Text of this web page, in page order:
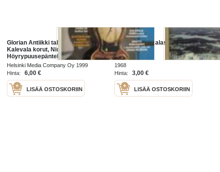
Glorian Antiikki talvi 1999,
Kalevala korut, Nicolai Bomanin
Höyrypuusepäntehdas,
tulevaisuuden aarteiden
metsästys, valkoista kultaa
keisareiden Kiinasta
Helsinki Media Company Oy 1999
Hinta:
6,00 €
LISÄÄ OSTOSKORIIN
Metsästys ja kalastus 1968 nr 12
1968
Hinta:
3,00 €
LISÄÄ OSTOSKORIIN